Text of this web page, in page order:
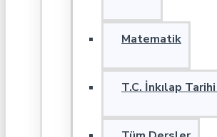
Matematik
T.C. İnkılap